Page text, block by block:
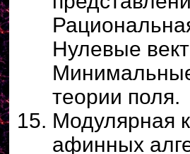
Нулевые
теории поля.
Модулярная
афинных